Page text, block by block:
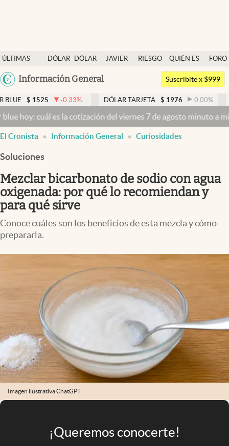
ÚLTIMAS
NOTICIAS
DÓLAR
DÓLAR
JAVIER
RIESGO
QUIÉN ES
QUIÉN
FORO
Argentina
México
Información General
Dólar
Members
Economía y Política
Finanzas y Mercados
Mercados Online
Negocios
Columnistas
Otras secciones
Apertura
Infotechnology
Clase
Mundial 2026
Eventos Corporativos
El Cronista Studio
Mediakit
abre en nueva pestaña
Argentina
Suscribite x $999
-0.33% DÓLAR TARJETA $ 1976 0.00% DÓLAR
es la cotización del viernes 7 de agosto minuto a minutoDólar
El Cronista Información General Curiosidades
Soluciones
Mezclar bicarbonato de sodio con agua
oxigenada: por qué lo recomiendan y
para qué sirve
Conoce cuáles son los beneficios de esta mezcla y cómo
prepararla.
Imagen ilustrativa ChatGPT
¡Queremos conocerte!